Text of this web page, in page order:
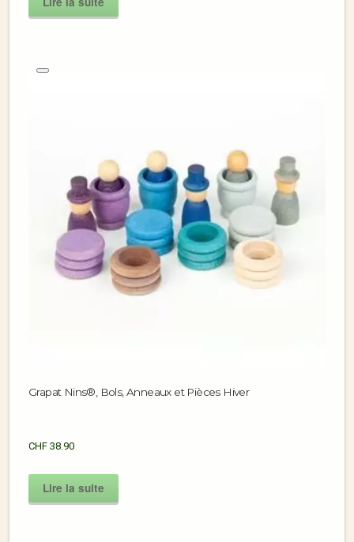
Grapat Nins®, Bols, Anneaux et Pièces Hiver
CHF 38.90
Lire la suite